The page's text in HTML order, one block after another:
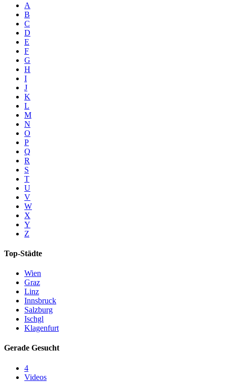
A
B
C
D
E
F
G
H
I
J
K
L
M
N
O
P
Q
R
S
T
U
V
W
X
Y
Z
Top-Städte
Wien
Graz
Linz
Innsbruck
Salzburg
Ischgl
Klagenfurt
Gerade Gesucht
4
Videos